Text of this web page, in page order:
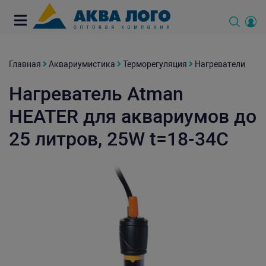
Главная Аквариумистика Терморегуляция Нагреватели
Нагреватель Atman
HEATER для аквариумов до
25 литров, 25W t=18-34C